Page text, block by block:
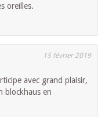
oreilles.
15 février 2019
avec grand plaisir,
blockhaus en